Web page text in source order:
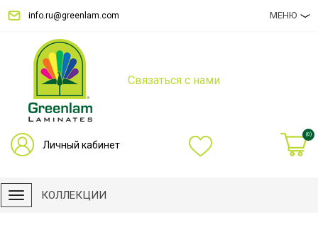
info.ru@greenlam.com МЕНЮ
Связаться с нами
Личный кабинет
(0)
КОЛЛЕКЦИИ